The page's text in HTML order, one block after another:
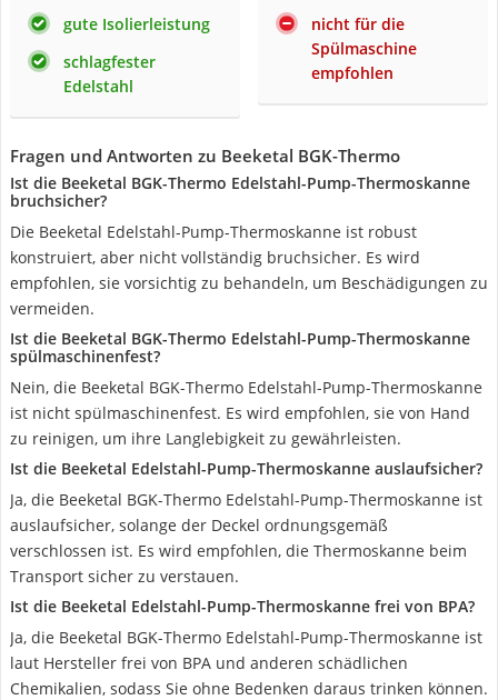
gute Isolierleistung
schlagfester
Edelstahl
nicht für die
Spülmaschine
empfohlen
Fragen und Antworten zu Beeketal BGK-Thermo
Ist die Beeketal BGK-Thermo Edelstahl-Pump-Thermoskanne
bruchsicher?
Die Beeketal Edelstahl-Pump-Thermoskanne ist robust
konstruiert, aber nicht vollständig bruchsicher. Es wird
empfohlen, sie vorsichtig zu behandeln, um Beschädigungen zu
vermeiden.
Ist die Beeketal BGK-Thermo Edelstahl-Pump-Thermoskanne
spülmaschinenfest?
Nein, die Beeketal BGK-Thermo Edelstahl-Pump-Thermoskanne
ist nicht spülmaschinenfest. Es wird empfohlen, sie von Hand
zu reinigen, um ihre Langlebigkeit zu gewährleisten.
Ist die Beeketal Edelstahl-Pump-Thermoskanne auslaufsicher?
Ja, die Beeketal BGK-Thermo Edelstahl-Pump-Thermoskanne ist
auslaufsicher, solange der Deckel ordnungsgemäß
verschlossen ist. Es wird empfohlen, die Thermoskanne beim
Transport sicher zu verstauen.
Ist die Beeketal Edelstahl-Pump-Thermoskanne frei von BPA?
Ja, die Beeketal BGK-Thermo Edelstahl-Pump-Thermoskanne ist
laut Hersteller frei von BPA und anderen schädlichen
Chemikalien, sodass Sie ohne Bedenken daraus trinken können.